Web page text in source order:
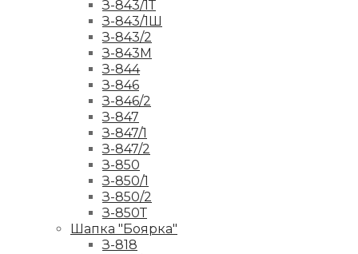
З-843/1Т
З-843/1Ш
З-843/2
З-843М
З-844
З-846
З-846/2
З-847
З-847/1
З-847/2
З-850
З-850/1
З-850/2
З-850Т
Шапка "Боярка"
З-818